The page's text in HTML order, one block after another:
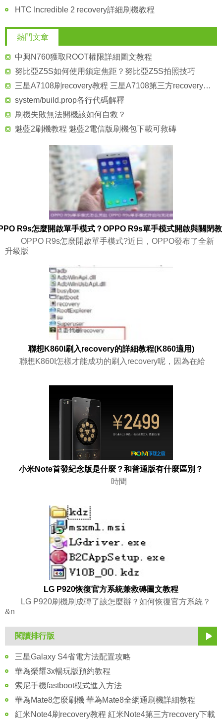
HTC Incredible 2 recovery詳細刷機教程
熱門文章
中興N760獲取ROOT權限詳細圖文教程
努比亞Z5S如何使用鎖定焦距？努比亞Z5S拍照技巧
三星A7108刷recovery教程 三星A7108第三方recovery下載
system/build.prop各行代碼解釋
刷機失敗無法開機該如何自救？
魅藍2刷機教程 魅藍2電信版刷機包下載可救磚
R9s怎麼開啟單手模式？OPPO R9s單手模式開啟與關閉
OPPO R9s怎麼開啟單手模式?近日，OPPO發布了全新
升級版
聯想K860I刷入recovery的詳細教程(K860適用)
聯想K860I怎樣才能成功的刷入recovery呢，因為在給
小米Note首發紀念版是什麼？和普通版有什麼區別？
時間
LG P920恢復官方系統兼救磚圖文教程
LG P920刷機刷成磚了該怎麼辦？如何恢復官方系統？
&n
閱讀排行版
三星Galaxy S4省電方法配置攻略
華為榮耀3x暢玩版預約教程
索尼手機fastboot模式進入方法
華為Mate8怎麼刷機 華為Mate8全網通刷機詳細教程
紅米Note4刷recovery教程 紅米Note4第三方recovery下載